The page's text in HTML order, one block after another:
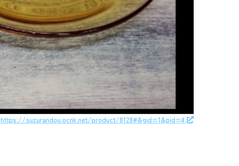
https://suzurandou.ocnk.net/product/8128#&gid=1&pid=4